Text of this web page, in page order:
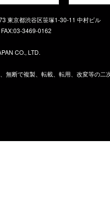
東京都渋谷区笹塚1-30-11 中村ビル
3469-0162
CO., LTD.
無断で複製、転載、転用、改変等の二